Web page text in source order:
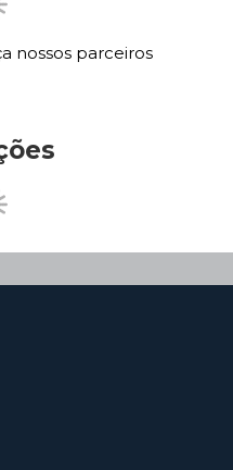
nossos parceiros